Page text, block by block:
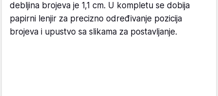
debljina brojeva je 1,1 cm. U kompletu se dobija
papirni lenjir za precizno određivanje pozicija
brojeva i upustvo sa slikama za postavljanje.